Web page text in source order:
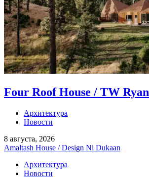
Four Roof House / TW
Архитектура
Новости
8 августа, 2026
Amaltash House / Design Ni Dukaan
Архитектура
Новости